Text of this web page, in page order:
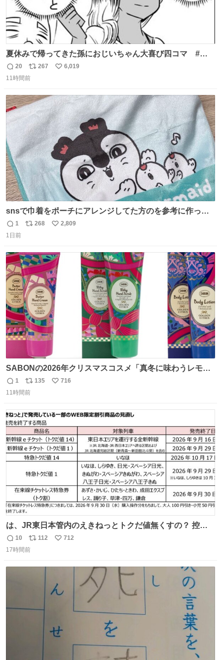
夏休みで帰ってきた孫におじいちゃん大喜び四コマ #四
コマ漫画 #Web漫画 #漫画が読めるハッシュタグ
返
信
20
リ
ポ
ト
数
267
い
数
6,019
11時間前
snsで巾着をポーチにアレンジしてた方のを参考に作って
みました🧵 裁縫は得意でないので、ザクザクの目測で縫い
ましたので悪しからず🙏🏻 裏地は人魚のウロコ風な柄にし
に入り⭐️
返
信
1
リ
ト
数
268
い
数
2,809
1日前
SABONの2026年クリスマスコスメ「真冬に味わうレモン
ティーの香り」限定ボディスクラブ＆バスオイルなど -
fashion-press.net/news/149659
返
信
1
リ
ポ
ト
数
135
い
数
716
11時間前
は、JR東日本管内のえきねっとトクだ値無くすの？ 控え
めに言ってクソすぎんか？
返
信
10
リ
ポ
112
い
712
17時間前